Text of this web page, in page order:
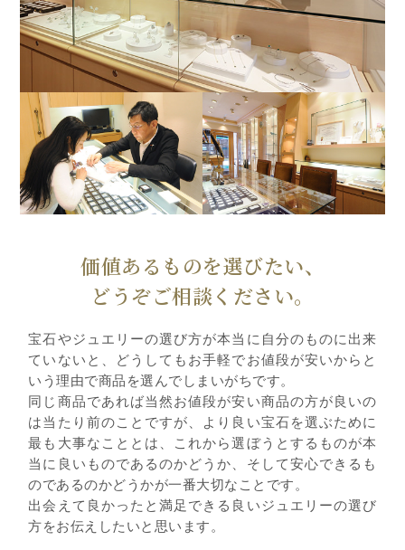
価値あるものを選びたい、
どうぞご相談ください。
宝石やジュエリーの選び方が本当に自分のものに出来
ていないと、どうしてもお手軽でお値段が安いからと
いう理由で商品を選んでしまいがちです。
同じ商品であれば当然お値段が安い商品の方が良いの
は当たり前のことですが、より良い宝石を選ぶために
最も大事なこととは、これから選ぼうとするものが本
当に良いものであるのかどうか、そして安心できるも
のであるのかどうかが一番大切なことです。
出会えて良かったと満足できる良いジュエリーの選び
方をお伝えしたいと思います。